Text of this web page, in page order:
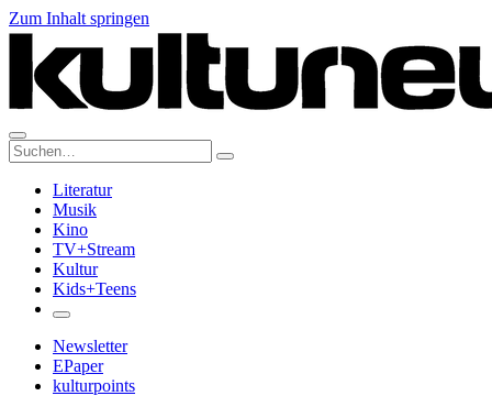
Zum Inhalt springen
Suche:
Literatur
Musik
Kino
TV+Stream
Kultur
Kids+Teens
Newsletter
EPaper
kulturpoints